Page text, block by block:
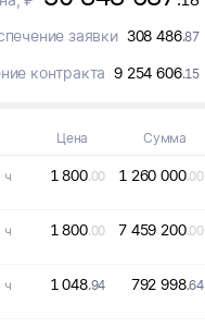
заявки 308 486.87
контракта 9 254 606.15
Цена Сумма
ч 1 800.00 1 260 000.00
ч 1 800.00 7 459 200.00
ч 1 048.94 792 998.64